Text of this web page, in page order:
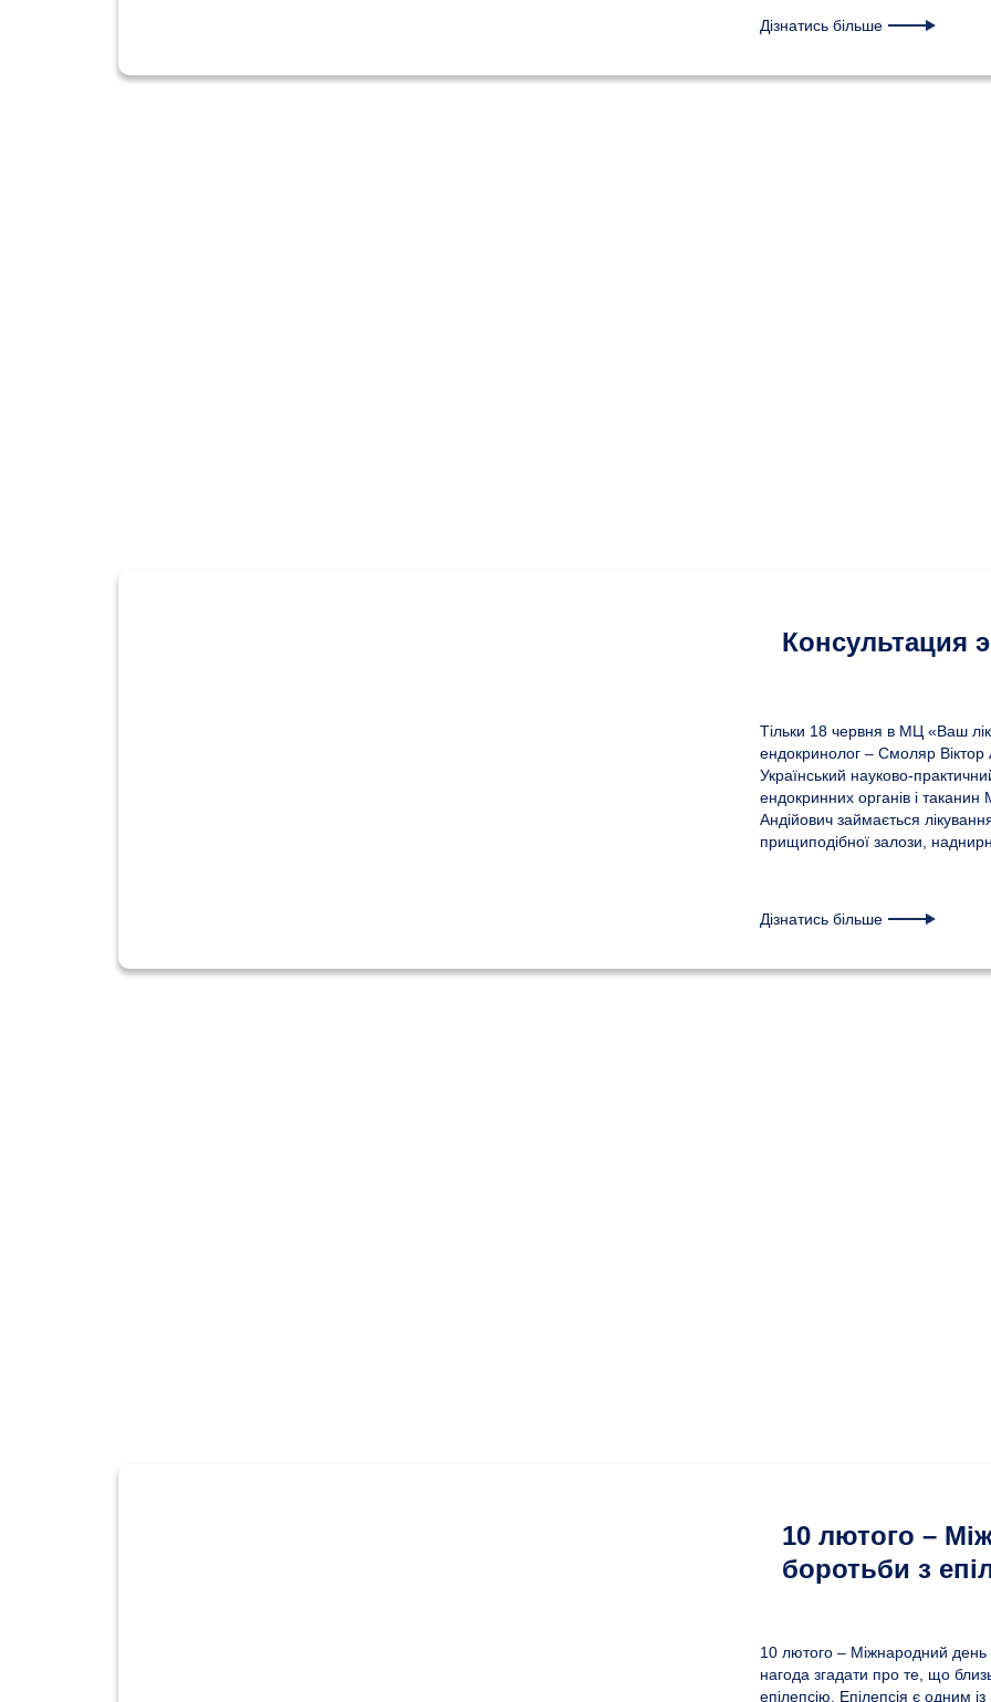
Дізнатись більше
Консультация
Тільки 18 червня в МЦ «Ваш
ендокринолог – Смоляр Віктор
Український науково-
ендокринних органів і таканин
Андійович займається
прищиподібної залози,
Дізнатись більше
10 лютого –
боротьби з
10 лютого – Міжнародний
нагода згадати про те, що
епілепсію. Епілепсія є одним